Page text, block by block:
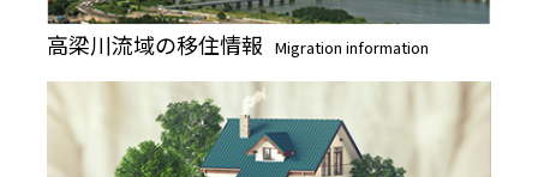
高梁川流域の移住情報 Migration information